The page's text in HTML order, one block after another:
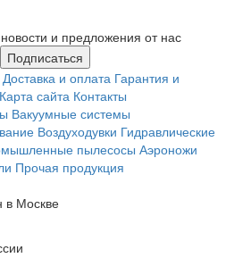
и предложения от нас
Подписаться
Доставка и оплата Гарантия и
Карта сайта Контакты
Вакуумные системы
Воздуходувки Гидравлические
пылесосы Аэроножи
Прочая продукция
в Москве